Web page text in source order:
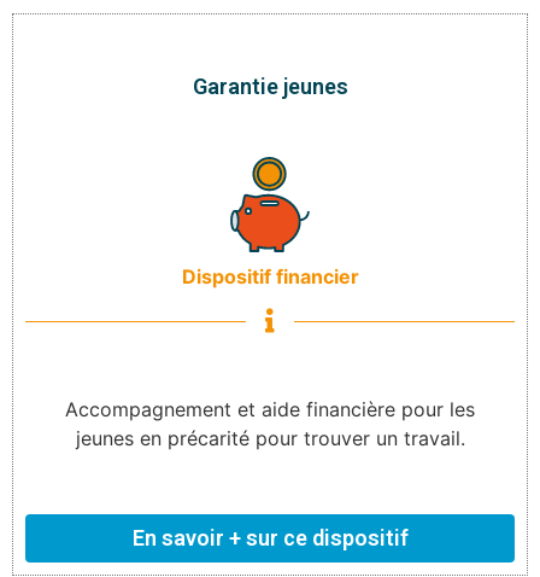
Garantie jeunes
Dispositif financier
Accompagnement et aide financière pour les
jeunes en précarité pour trouver un travail.
En savoir + sur ce dispositif